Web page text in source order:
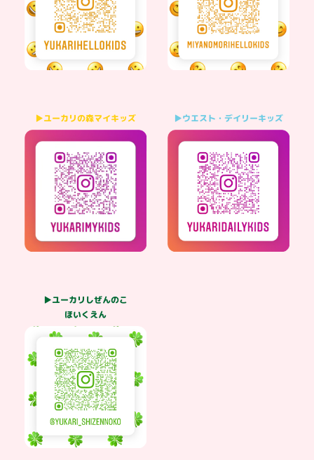
▶ユーカリの森マイキッズ ▶ウエスト・デイリーキッズ
▶ユーカリしぜんのこ
ほいくえん